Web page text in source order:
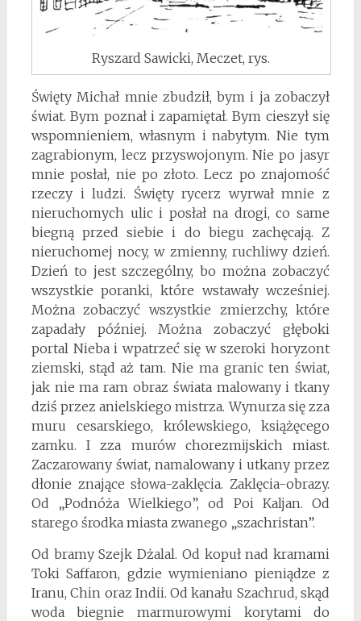
Ryszard Sawicki, Meczet, rys.
Święty Michał mnie zbudził, bym i ja zobaczył
świat. Bym poznał i zapamiętał. Bym cieszył się
wspomnieniem, własnym i nabytym. Nie tym
zagrabionym, lecz przyswojonym. Nie po jasyr
mnie posłał, nie po złoto. Lecz po znajomość
rzeczy i ludzi. Święty rycerz wyrwał mnie z
nieruchomych ulic i posłał na drogi, co same
biegną przed siebie i do biegu zachęcają. Z
nieruchomej nocy, w zmienny, ruchliwy dzień.
Dzień to jest szczególny, bo można zobaczyć
wszystkie poranki, które wstawały wcześniej.
Można zobaczyć wszystkie zmierzchy, które
zapadały później. Można zobaczyć głęboki
portal Nieba i wpatrzeć się w szeroki horyzont
ziemski, stąd aż tam. Nie ma granic ten świat,
jak nie ma ram obraz świata malowany i tkany
dziś przez anielskiego mistrza. Wynurza się zza
muru cesarskiego, królewskiego, książęcego
zamku. I zza murów chorezmijskich miast.
Zaczarowany świat, namalowany i utkany przez
dłonie znające słowa-zaklęcia. Zaklęcia-obrazy.
Od „Podnóża Wielkiego”, od Poi Kaljan. Od
starego środka miasta zwanego „szachristan”.
Od bramy Szejk Dżalal. Od kopuł nad kramami
Toki Saffaron, gdzie wymieniano pieniądze z
Iranu, Chin oraz Indii. Od kanału Szachrud, skąd
woda biegnie marmurowymi korytami do